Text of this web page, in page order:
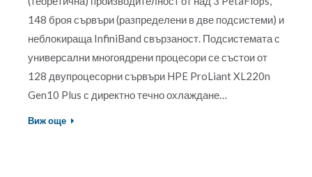
148 броя сървъри (разпределени в две подсистеми) и
неблокираща InfiniBand свързаност. Подсистемата с
универсални многоядрени процесори се състои от
128 двупроцесорни сървъри HPE ProLiant XL220n
Gen10 Plus с директно течно охлаждане…
Виж още